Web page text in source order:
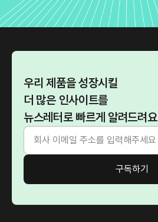
우리 제품을 성장시킬
더 많은 인사이트를
뉴스레터로 빠르게 알려드려요